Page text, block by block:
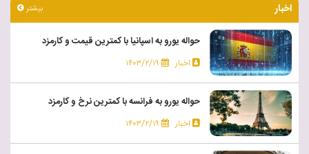
اخبار بیشتر
حواله یورو به اسپانیا با کمترین قیمت و کارمزد
اخبار ۱۴۰۳/۲/۱۹
حواله یورو به فرانسه با کمترین نرخ و کارمزد
اخبار ۱۴۰۳/۲/۱۹